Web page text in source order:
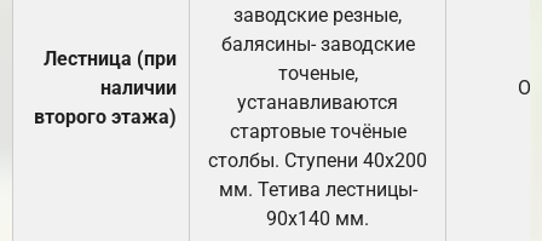
Лестница (при
наличии
второго этажа)
заводские резные,
балясины- заводские
точеные,
устанавливаются
стартовые точёные
столбы. Ступени 40х200
мм. Тетива лестницы-
90х140 мм.